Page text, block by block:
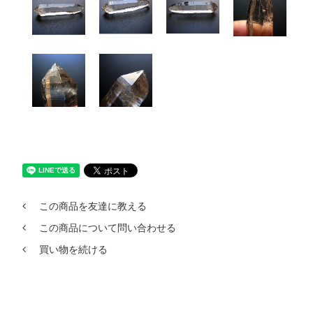
この商品を友達に教える
この商品について問い合わせる
買い物を続ける